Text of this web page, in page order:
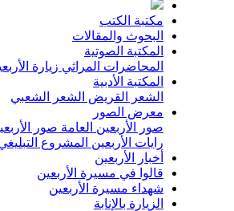
مكتبة الكتب
البحوث والمقالات
المكتبة الصوتية
المحاضرات المراثي زيارة
المكتبة الأدبية
الشعر القريض الشعر الشعبي
معرض الصور
صور الأربعين العامة صور
رايات الأربعين المشروع
أخبار الأربعين
قالوا في مسيرة الأربعين
شهداء مسيرة الأربعين
الزيارة بالإنابة